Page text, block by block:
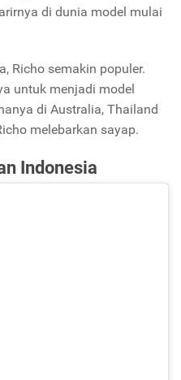
di dunia model mulai
Richo semakin populer.
untuk menjadi model
di Australia, Thailand
melebarkan sayap.
Indonesia